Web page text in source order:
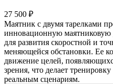
27 500 ₽
Маятник с двумя тарелками
инновационную маятниковую
для развития скоростной и
меняющейся обстановки. Ее
движение целей,
зрения, что делает
реальным сценариям.